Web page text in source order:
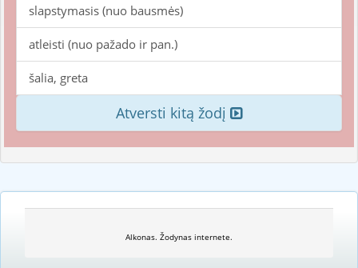
slapstymasis (nuo bausmės)
atleisti (nuo pažado ir pan.)
šalia, greta
Atversti kitą žodį
Alkonas. Žodynas internete.